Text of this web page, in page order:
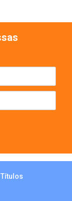
Títulos